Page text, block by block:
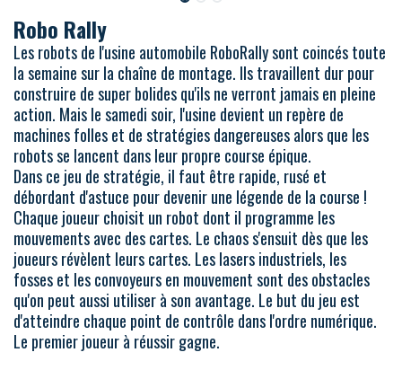
Robo Rally
Les robots de l'usine automobile RoboRally sont coincés toute
la semaine sur la chaîne de montage. Ils travaillent dur pour
construire de super bolides qu'ils ne verront jamais en pleine
action. Mais le samedi soir, l'usine devient un repère de
machines folles et de stratégies dangereuses alors que les
robots se lancent dans leur propre course épique.
Dans ce jeu de stratégie, il faut être rapide, rusé et
débordant d'astuce pour devenir une légende de la course !
Chaque joueur choisit un robot dont il programme les
mouvements avec des cartes. Le chaos s'ensuit dès que les
joueurs révèlent leurs cartes. Les lasers industriels, les
fosses et les convoyeurs en mouvement sont des obstacles
qu'on peut aussi utiliser à son avantage. Le but du jeu est
d'atteindre chaque point de contrôle dans l'ordre numérique.
Le premier joueur à réussir gagne.